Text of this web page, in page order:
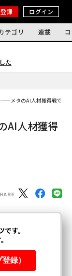
録 ログイン
テゴリ 連載
た
──メタのAI人材獲得戦で問
AI人材獲得